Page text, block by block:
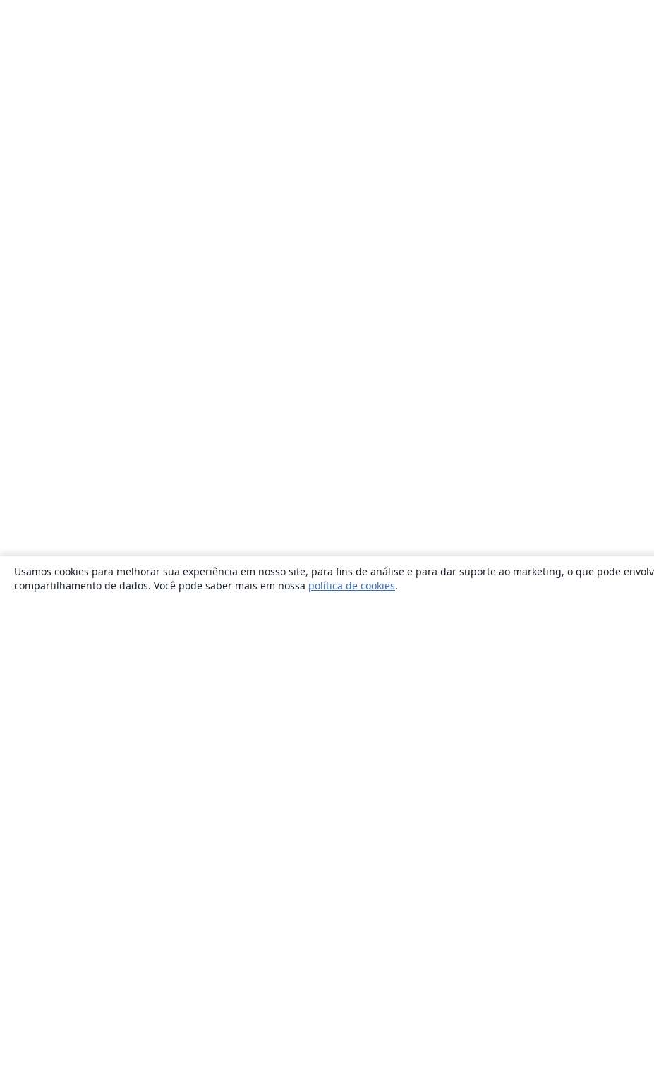
Usamos cookies para melhorar sua experiência em nosso site, para fins de análise e para dar suporte ao marketing, o que pode
compartilhamento de dados. Você pode saber mais em nossa política de cookies.